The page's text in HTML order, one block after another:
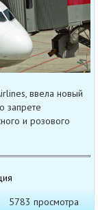
ввела новый
запрете
и розового
5783 просмотра